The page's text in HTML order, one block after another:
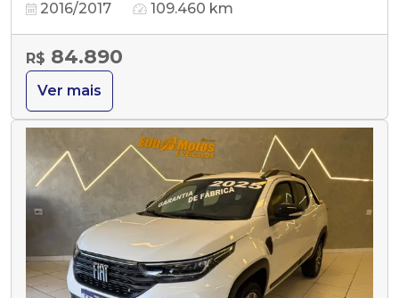
2016/2017 109.460 km
R$ 84.890
Ver mais